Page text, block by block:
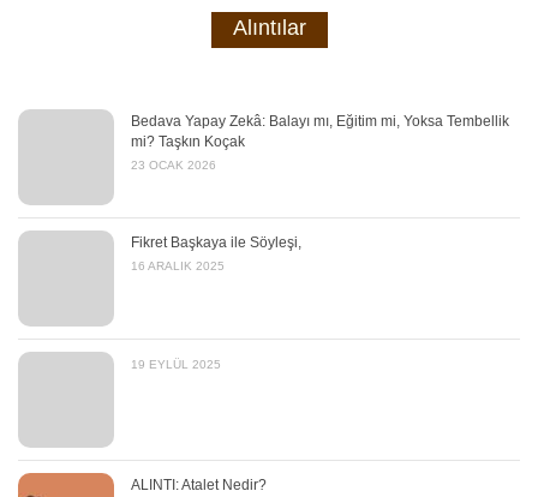
Alıntılar
Bedava Yapay Zekâ: Balayı mı, Eğitim mi, Yoksa Tembellik
mi? Taşkın Koçak
23 OCAK 2026
Fikret Başkaya ile Söyleşi,
16 ARALIK 2025
19 EYLÜL 2025
ALINTI: Atalet Nedir?